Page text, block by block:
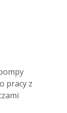
pracy z